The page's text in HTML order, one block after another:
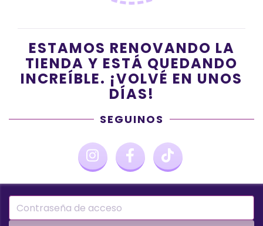
ESTAMOS RENOVANDO LA
TIENDA Y ESTÁ QUEDANDO
INCREÍBLE. ¡VOLVÉ EN UNOS
DÍAS!
SEGUINOS